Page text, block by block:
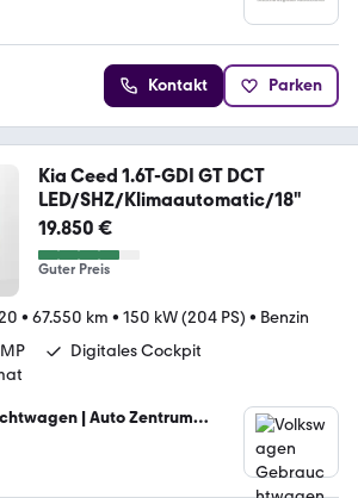
Kontakt Parken
Kia Ceed 1.6T-GDI GT DCT
LED/SHZ/Klimaautomatic/18"
19.850 €
Guter Preis
• 67.550 km • 150 kW (204 PS) • Benzin
Digitales Cockpit
| Auto Zentrum